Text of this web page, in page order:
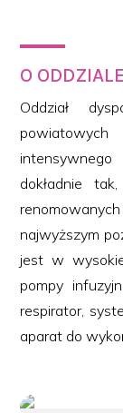
O ODDZIALE
Oddział
dokładnie
najwyższym
jest w
pompy
respirator,
aparat do